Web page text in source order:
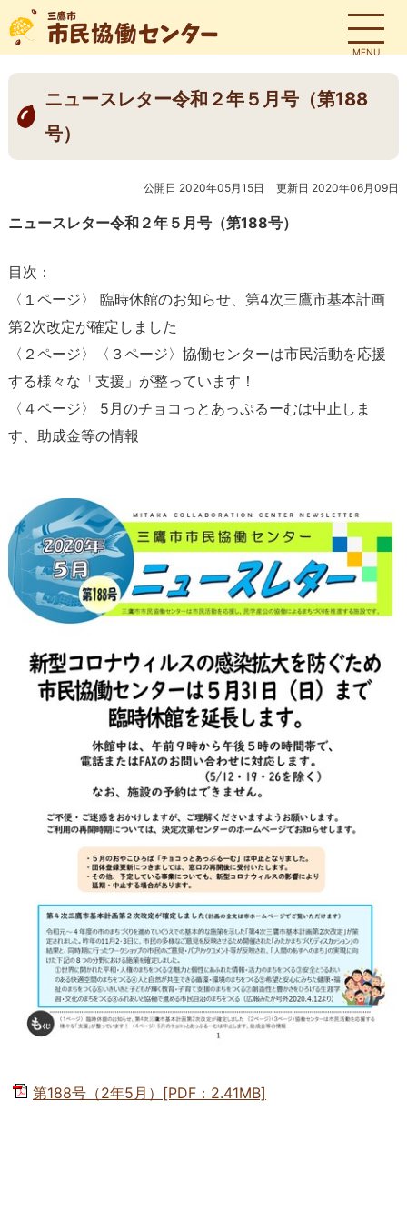
MENU
ニュースレター令和２年５月号（第188
号）
公開日 2020年05月15日 更新日 2020年06月09日
ニュースレター令和２年５月号（第188号）
目次：
〈 １ ページ〉 臨時休館のお知らせ、第4次三鷹市基本計画
第2次改定が確定しました
〈２ページ〉〈３ページ〉協働センターは市民活動を応援
する様々な「支援」が整っています！
〈４ページ〉 5 月のチョコっとあっぷるーむは中止しま
す、助成金等の情報
第188号（2年5月）[PDF：2.41MB]